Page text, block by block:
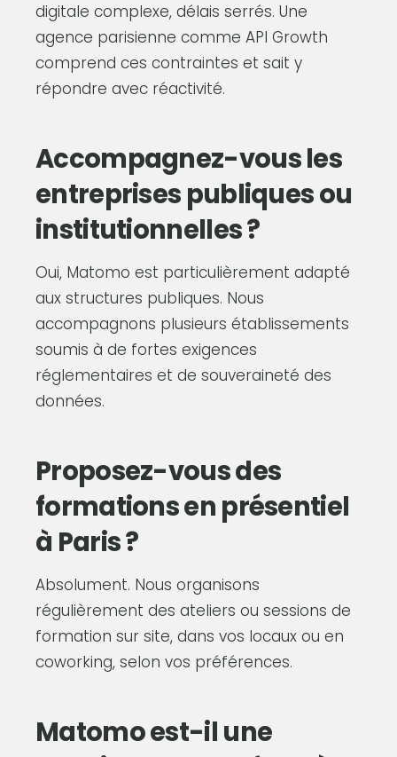
digitale complexe, délais serrés. Une
agence parisienne comme API Growth
comprend ces contraintes et sait y
répondre avec réactivité.
Accompagnez-vous les
entreprises publiques ou
institutionnelles ?
Oui, Matomo est particulièrement adapté
aux structures publiques. Nous
accompagnons plusieurs établissements
soumis à de fortes exigences
réglementaires et de souveraineté des
données.
Proposez-vous des
formations en présentiel
à Paris ?
Absolument. Nous organisons
régulièrement des ateliers ou sessions de
formation sur site, dans vos locaux ou en
coworking, selon vos préférences.
Matomo est-il une